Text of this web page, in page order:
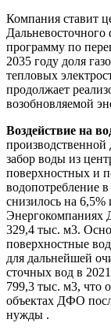
Компания ставит
Дальневосточного
программу по
2035 году доля
тепловых
продолжает
возобновляемой
Воздействие на
производственной
забор воды из
поверхностных и
водопотребление
снизилось на 6,5%
Энергокомпаниях
329,4 тыс. м3.
поверхностные
для дальнейшей
сточных вод в
799,3 тыс. м3, что
объектах ДФО
нужды .